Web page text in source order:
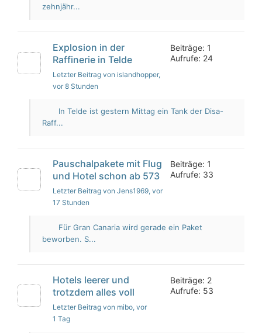
zehnjähr...
Explosion in der
Raffinerie in Telde
Letzter Beitrag von islandhopper,
vor 8 Stunden
Beiträge: 1
Aufrufe: 24
In Telde ist gestern Mittag ein Tank der Disa-
Raff...
Pauschalpakete mit Flug
und Hotel schon ab 573
Letzter Beitrag von Jens1969, vor
17 Stunden
Beiträge: 1
Aufrufe: 33
Für Gran Canaria wird gerade ein Paket
beworben. S...
Hotels leerer und
trotzdem alles voll
Letzter Beitrag von mibo, vor
1 Tag
Beiträge: 2
Aufrufe: 53